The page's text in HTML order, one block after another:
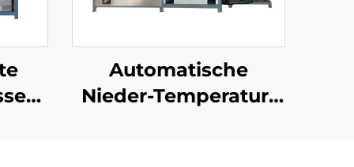
Automatische
Nieder-Temperatur-